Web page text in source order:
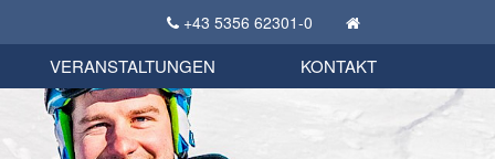
+43 5356 62301-0
KSC Sportgeschichte
Bekleidungsshop
VERANSTALTUNGEN KONTAKT